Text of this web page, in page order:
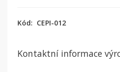
Kód: CEPI-012
Kontaktní informace